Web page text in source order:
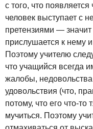
с того, что
человек выступает с
претензиями — значит
прислушается к нему
Поэтому учителю
что учащийся всегда
жалобы,
удовольствия (что,
потому, что его что-то
мучиться. Поэтому